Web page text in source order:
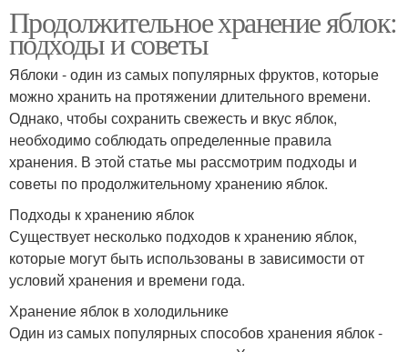
Продолжительное хранение яблок:
подходы и советы
Яблоки - один из самых популярных фруктов, которые
можно хранить на протяжении длительного времени.
Однако, чтобы сохранить свежесть и вкус яблок,
необходимо соблюдать определенные правила
хранения. В этой статье мы рассмотрим подходы и
советы по продолжительному хранению яблок.
Подходы к хранению яблок
Существует несколько подходов к хранению яблок,
которые могут быть использованы в зависимости от
условий хранения и времени года.
Хранение яблок в холодильнике
Один из самых популярных способов хранения яблок -